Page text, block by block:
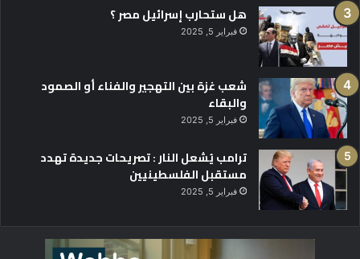
هل ستحارب إسرائيل مصر ؟
فبراير 5, 2025
شعب غزة بين التهجير والفناء أو الصمود
والبقاء
فبراير 5, 2025
ترامب يُشعل النار : تصريحات جديدة تهدد
مستقبل الفلسطينيين
فبراير 5, 2025